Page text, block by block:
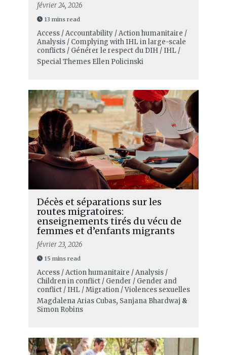
février 24, 2026
13 mins read
Access / Accountability / Action humanitaire /
Analysis / Complying with IHL in large-scale
conflicts / Générer le respect du DIH / IHL /
Special Themes Ellen Policinski
Décès et séparations sur les
routes migratoires:
enseignements tirés du vécu de
femmes et d’enfants migrants
février 23, 2026
15 mins read
Access / Action humanitaire / Analysis /
Children in conflict / Gender / Gender and
conflict / IHL / Migration / Violences sexuelles
Magdalena Arias Cubas, Sanjana Bhardwaj &
Simon Robins